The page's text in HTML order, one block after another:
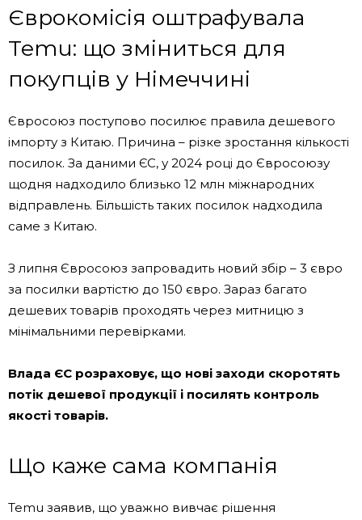
Єврокомісія оштрафувала
Temu: що зміниться для
покупців у Німеччині
Євросоюз поступово посилює правила дешевого
імпорту з Китаю. Причина – різке зростання кількості
посилок. За даними ЄС, у 2024 році до Євросоюзу
щодня надходило близько 12 млн міжнародних
відправлень. Більшість таких посилок надходила
саме з Китаю.
З липня Євросоюз запровадить новий збір – 3 євро
за посилки вартістю до 150 євро. Зараз багато
дешевих товарів проходять через митницю з
мінімальними перевірками.
Влада ЄС розраховує, що нові заходи скоротять
потік дешевої продукції і посилять контроль
якості товарів.
Що каже сама компанія
Temu заявив, що уважно вивчає рішення